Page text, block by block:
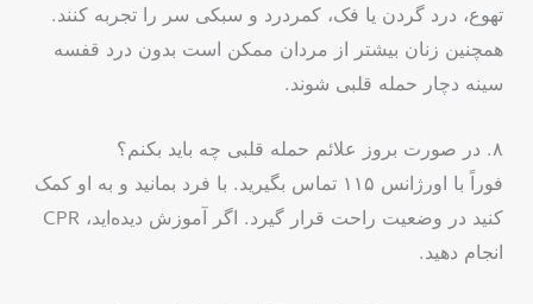
تهوع، درد گردن یا فک، کمردرد و سبکی سر را تجربه کنند.
همچنین زنان بیشتر از مردان ممکن است بدون درد قفسه
سینه دچار حمله قلبی شوند.
۸. در صورت بروز علائم حمله قلبی چه باید بکنم؟
فوراً با اورژانس ۱۱۵ تماس بگیرید. با فرد بمانید و به او کمک
کنید در وضعیت راحت قرار گیرد. اگر آموزش دیده‌اید، CPR
انجام دهید.